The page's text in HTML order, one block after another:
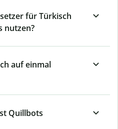
für Türkisch
nutzen?
auf einmal
Quillbots